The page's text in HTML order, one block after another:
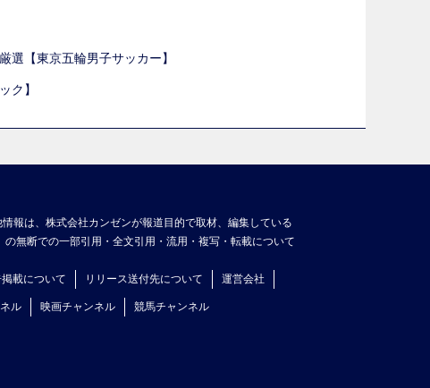
選【東京五輪男子サッカー】
ク】
報は、株式会社カンゼンが報道目的で取材、編集している
無断での一部引用・全文引用・流用・複写・転載について
掲載について リリース送付先について 運営会社
ル 映画チャンネル 競馬チャンネル